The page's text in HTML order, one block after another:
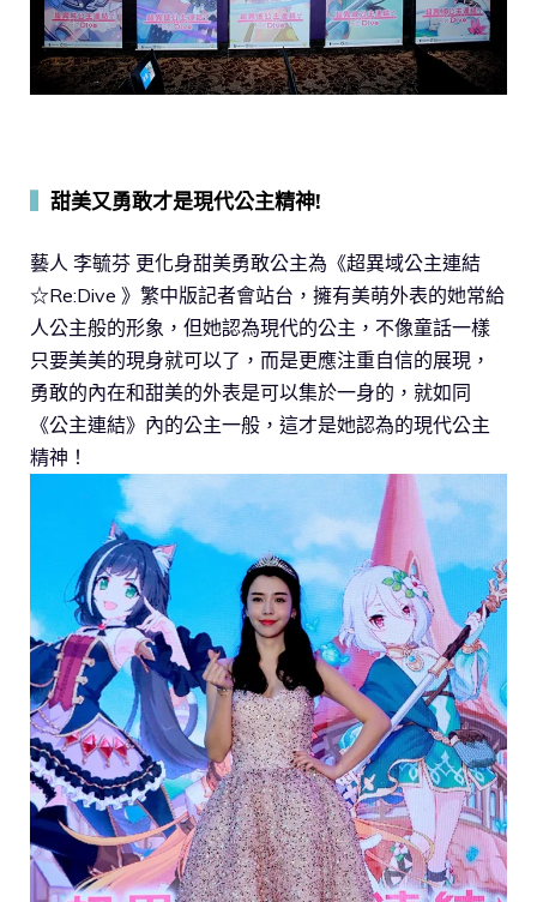
甜美又勇敢才是現代公主精神!
藝人 李毓芬 更化身甜美勇敢公主為《超異域公主連結
☆Re:Dive 》繁中版記者會站台，擁有美萌外表的她常給
人公主般的形象，但她認為現代的公主，不像童話一樣
只要美美的現身就可以了，而是更應注重自信的展現，
勇敢的內在和甜美的外表是可以集於一身的，就如同
《公主連結》內的公主一般，這才是她認為的現代公主
精神！